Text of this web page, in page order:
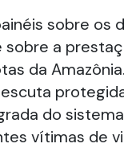
sobre os
sobre a
da
do
vítimas de